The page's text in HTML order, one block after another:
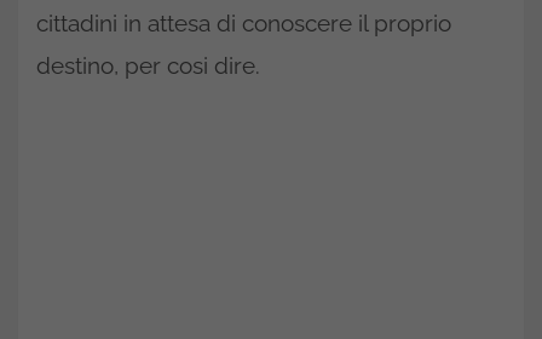
cittadini in attesa di conoscere il proprio
destino, per cosi dire.